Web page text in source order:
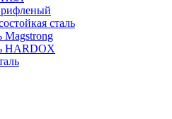
сталь
Magstrong
HARDOX